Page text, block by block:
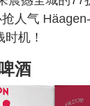
人气
机！
酒